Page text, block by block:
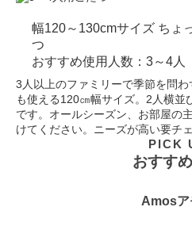
幅120～130cmサイズ ちょ
つ
おすすめ使用人数：3～4人
3人以上のファミリーで季節を問
も使える120㎝幅サイズ。2人横並
です。オールシーズン、お部屋の
けてください。ニーズが高い要チ
PICK
おすす
Amosア